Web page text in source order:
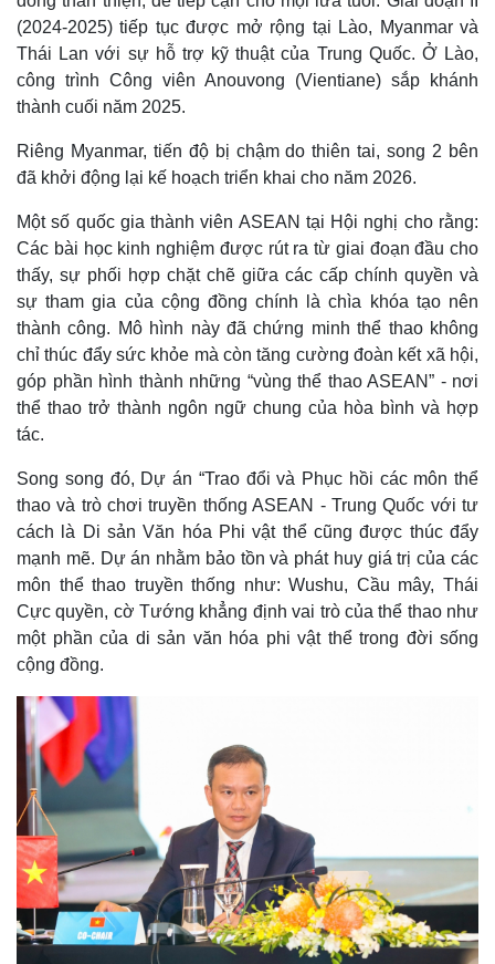
Kinh tế
Bất động sản
Khởi nghiệp
Thị trường
Tiêu dùng
Tỷ giá
Chứng khoán
Giá cà phê
(2024-2025) tiếp tục được mở rộng tại Lào, Myanmar và
Thái Lan với sự hỗ trợ kỹ thuật của Trung Quốc. Ở Lào,
công trình Công viên Anouvong (Vientiane) sắp khánh
thành cuối năm 2025.
Riêng Myanmar, tiến độ bị chậm do thiên tai, song 2 bên
đã khởi động lại kế hoạch triển khai cho năm 2026.
Một số quốc gia thành viên ASEAN tại Hội nghị cho rằng:
Các bài học kinh nghiệm được rút ra từ giai đoạn đầu cho
thấy, sự phối hợp chặt chẽ giữa các cấp chính quyền và
sự tham gia của cộng đồng chính là chìa khóa tạo nên
thành công. Mô hình này đã chứng minh thể thao không
chỉ thúc đẩy sức khỏe mà còn tăng cường đoàn kết xã hội,
góp phần hình thành những “vùng thể thao ASEAN” - nơi
thể thao trở thành ngôn ngữ chung của hòa bình và hợp
tác.
Song song đó, Dự án “Trao đổi và Phục hồi các môn thể
thao và trò chơi truyền thống ASEAN - Trung Quốc với tư
cách là Di sản Văn hóa Phi vật thể cũng được thúc đẩy
mạnh mẽ. Dự án nhằm bảo tồn và phát huy giá trị của các
môn thể thao truyền thống như: Wushu, Cầu mây, Thái
Cực quyền, cờ Tướng khẳng định vai trò của thể thao như
một phần của di sản văn hóa phi vật thể trong đời sống
cộng đồng.